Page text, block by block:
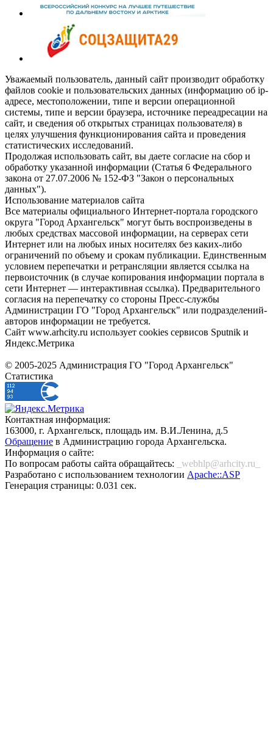
Уважаемый пользователь, данный сайт производит обработку
файлов cookie и пользовательских данных (информацию об ip-
адресе, местоположении, типе и версии операционной
системы, типе и версии браузера, источнике переадресации на
сайт, и сведения об открытых страницах пользователя) в
целях улучшения функционирования сайта и проведения
статистических исследований.
Продолжая использовать сайт, вы даете согласие на сбор и
обработку указанной информации (Статья 6 Федерального
закона от 27.07.2006 № 152-ФЗ "Закон о персональных
данных").
Использование материалов сайта
Все материалы официального Интернет-портала городского
округа "Город Архангельск" могут быть воспроизведены в
любых средствах массовой информации, на серверах сети
Интернет или на любых иных носителях без каких-либо
ограничений по объему и срокам публикации. Единственным
условием перепечатки и ретрансляции является ссылка на
первоисточник (в случае копирования информации портала в
сети Интернет — интерактивная ссылка). Предварительного
согласия на перепечатку со стороны Пресс-службы
Администрации ГО "Город Архангельск" или подразделений-
авторов информации не требуется.
Сайт www.arhcity.ru использует cookies сервисов Sputnik и
Яндекс.Метрика
© 2005-2025 Администрация ГО "Город Архангельск"
Статистика
Контактная информация:
163000, г. Архангельск, площадь им. В.И.Ленина, д.5
Обращение в Администрацию города Архангельска.
Информация о сайте:
По вопросам работы сайта обращайтесь:
_webhlp@arhcity.ru_
Разработано с использованием технологии Apache::ASP
Генерация страницы: 0.031 сек.